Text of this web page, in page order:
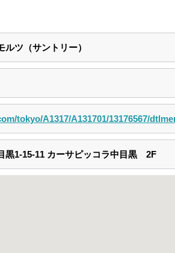
ツ（サントリー）
tokyo/A1317/A131701/13176567/
黒1-15-11 カーサピッコラ中目黒 2F